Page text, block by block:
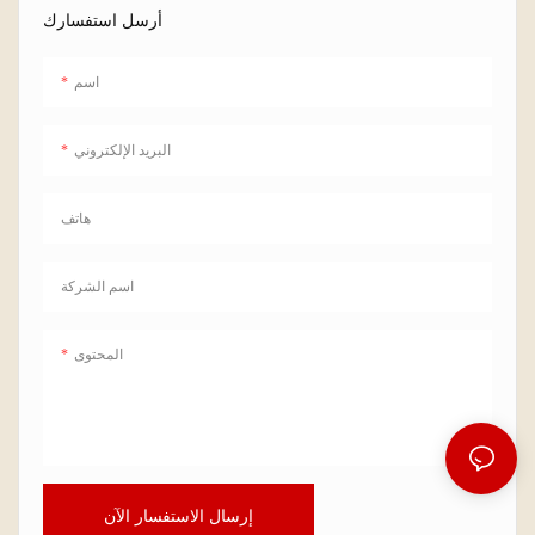
أرسل استفسارك
اسم
البريد الإلكتروني
هاتف
اسم الشركة
المحتوى
إرسال الاستفسار الآن
الحشود في الموقع عدة مرات، والسعي
لتحقيق التوازن المثالي بين الإثارة